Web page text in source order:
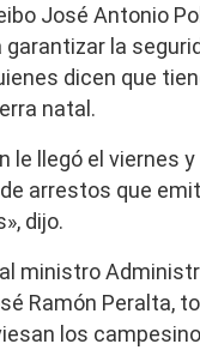
José Antonio
la
dicen que
natal.
le llegó el viernes
arrestos que
dijo.
ministro
Ramón Peralta,
los